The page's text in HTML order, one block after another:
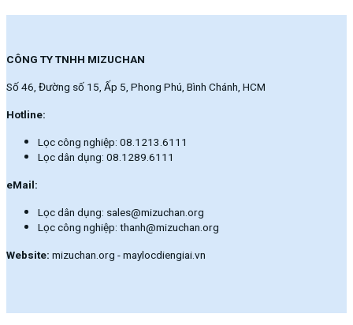
CÔNG TY TNHH MIZUCHAN
Số 46, Đường số 15, Ấp 5, Phong Phú, Bình Chánh, HCM
Hotline:
Lọc công nghiệp: 08.1213.6111
Lọc dân dụng: 08.1289.6111
eMail:
Lọc dân dụng: sales@mizuchan.org
Lọc công nghiệp: thanh@mizuchan.org
Website: mizuchan.org - maylocdiengiai.vn